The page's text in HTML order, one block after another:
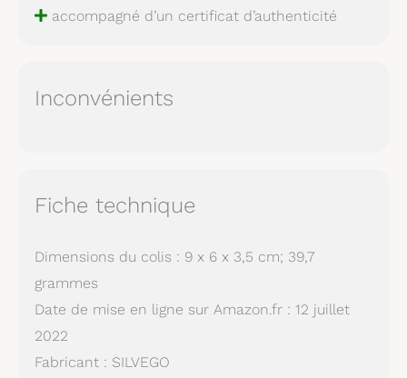
accompagné d’un certificat d’authenticité
Inconvénients
Fiche technique
Dimensions du colis : 9 x 6 x 3,5 cm; 39,7
grammes
Date de mise en ligne sur Amazon.fr : 12 juillet
2022
Fabricant : SILVEGO